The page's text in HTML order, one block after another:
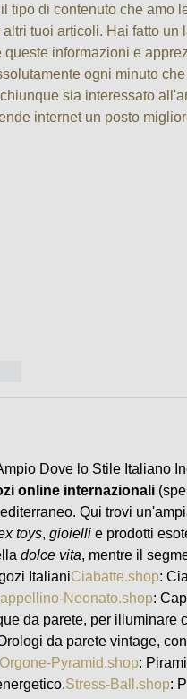
tipo di contenuto che amo
tuoi articoli. Hai fatto
queste informazioni e
ogni minuto
sia interessato
internet un posto
Dove lo Stile Italiano
online internazionali
Qui trovi
toys, gioielli e prodotti
dolce vita, mentre il
ItalianiCiabatte.shop:
Neonato.shop:
da parete, per illuminare
da parete vintage,
Orgone-Pyramid.shop:
Stress-Ball.shop: